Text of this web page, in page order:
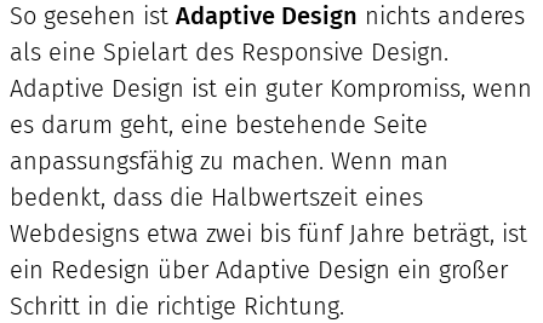
So gesehen ist Adaptive Design nichts anderes
als eine Spielart des Responsive Design.
Adaptive Design ist ein guter Kompromiss, wenn
es darum geht, eine bestehende Seite
anpassungsfähig zu machen. Wenn man
bedenkt, dass die Halbwertszeit eines
Webdesigns etwa zwei bis fünf Jahre beträgt, ist
ein Redesign über Adaptive Design ein großer
Schritt in die richtige Richtung.